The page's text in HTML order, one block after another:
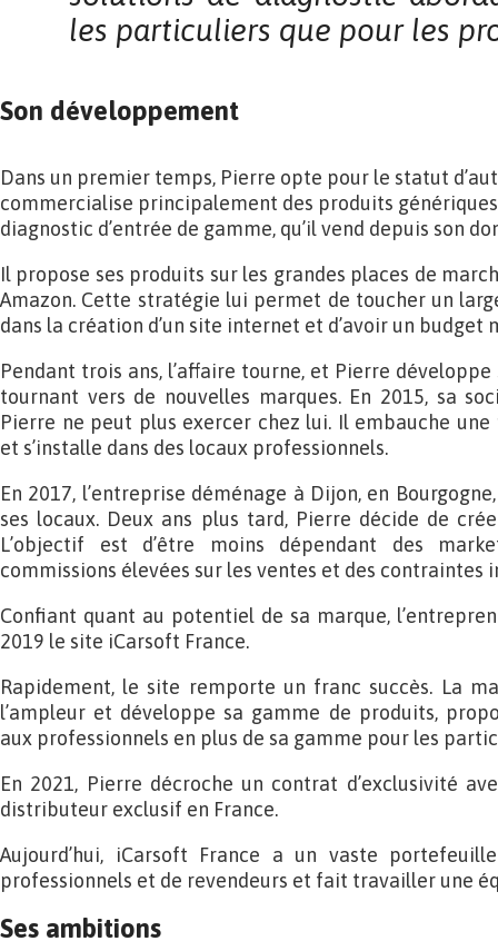
les particuliers que pour les
Son développement
Dans un premier temps, Pierre opte pour le statut
commercialise principalement des produits
diagnostic d’entrée de gamme, qu’il vend depuis son
Il propose ses produits sur les grandes places de
Amazon. Cette stratégie lui permet de toucher un
dans la création d’un site internet et d’avoir un
Pendant trois ans, l’affaire tourne, et Pierre
tournant vers de nouvelles marques. En 2015, sa
Pierre ne peut plus exercer chez lui. Il embauche
et s’installe dans des locaux professionnels.
En 2017, l’entreprise déménage à Dijon, en
ses locaux. Deux ans plus tard, Pierre décide de
L’objectif est d’être moins dépendant des
commissions élevées sur les ventes et des contraintes
Confiant quant au potentiel de sa marque,
2019 le site iCarsoft France.
Rapidement, le site remporte un franc succès. La
l’ampleur et développe sa gamme de produits,
aux professionnels en plus de sa gamme pour les
En 2021, Pierre décroche un contrat d’exclusivité
distributeur exclusif en France.
Aujourd’hui, iCarsoft France a un vaste
professionnels et de revendeurs et fait travailler une
Ses ambitions